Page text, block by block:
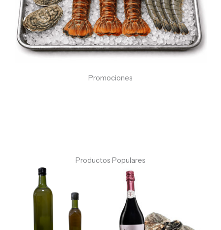
Promociones
Productos Populares
desde
S/ 60.00
hasta